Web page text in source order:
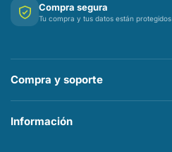
Compra segura
Tu compra y tus datos están protegidos
Compra y soporte
Información